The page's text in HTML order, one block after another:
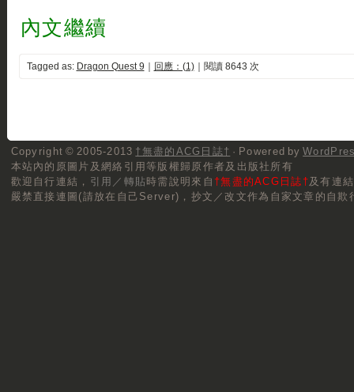
內文繼續
Tagged as: Dragon Quest 9 回應：(1)｜閱讀 8643 次
Copyright © 2005-2013 †無盡的ACG日誌† · Powered by
本站內的原圖片及網絡引用等版權歸原作者及出版社所有
歡迎自行連結， 引用／轉貼時需說明來自 †無盡的ACG日誌†及有連
嚴禁直接連圖(請放在自己Server)，抄文／改文作為自家文章的自欺